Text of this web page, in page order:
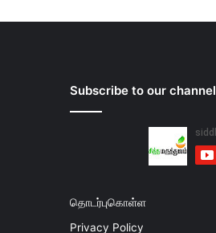
Subscribe to our channel
தொடர்புகொள்ள
Privacy Policy